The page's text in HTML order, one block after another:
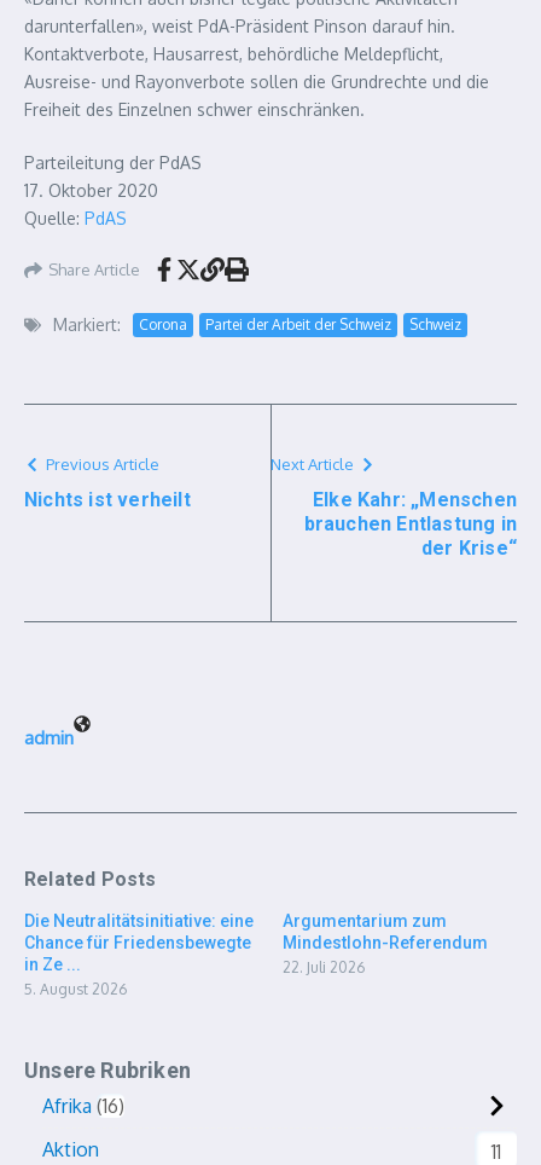
darunterfallen», weist PdA-Präsident Pinson darauf hin.
Kontaktverbote, Hausarrest, behördliche Meldepflicht,
Ausreise- und Rayonverbote sollen die Grundrechte und die
Freiheit des Einzelnen schwer einschränken.
Parteileitung der PdAS
17. Oktober 2020
Quelle: PdAS
Share Article
Markiert: Corona Partei der Arbeit der Schweiz Schweiz
Previous Article
Nichts ist verheilt
Next Article
Elke Kahr: „Menschen
brauchen Entlastung in
der Krise“
admin
Related Posts
Die Neutralitätsinitiative: eine
Chance für Friedensbewegte
in Ze ...
5. August 2026
Argumentarium zum
Mindestlohn-Referendum
22. Juli 2026
Unsere Rubriken
Afrika 16
Aktion
11